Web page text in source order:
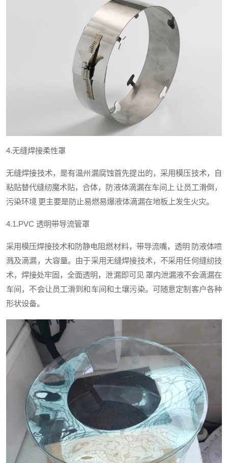
4.无缝焊接柔性罩
无缝焊接技术，是有温州漏腐蚀首先提出的，采用模压技术，自
粘贴替代缝纫魔术贴，合体，防液体滴漏在车间上 让员工滑倒，
污染环境 更主要是防止易燃易爆液体滴漏在地板上发生火灾。
4.1.PVC 透明带导流管罩
采用模压焊接技术和防静电阻燃材料，带导流嘴，透明 防液体喷
溅及滴漏，大容量。由于采用无缝焊接技术，不采用任何缝纫技
术，焊接处牢固，全面透明，泄漏即可见 罩内泄漏液不会滴漏在
车间，不会让员工滑到和车间和土壤污染。可随意定制客户各种
形状设备。